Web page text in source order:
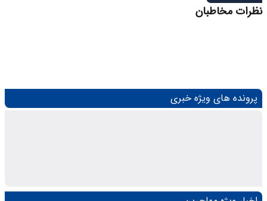
نظرات مخاطبان
پرونده های ویژه خبری